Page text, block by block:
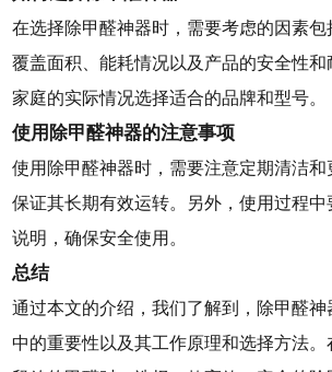
在选择除甲醛神器时，需要考虑的因素包
覆盖面积、能耗情况以及产品的安全性
家庭的实际情况选择适合的品牌和型号。
使用除甲醛神器的注意事项
使用除甲醛神器时，需要注意定期清洁和
保证其长期有效运转。另外，使用过程中
说明，确保安全使用。
总结
通过本文的介绍，我们了解到，除甲醛
中的重要性以及其工作原理和选择方法。